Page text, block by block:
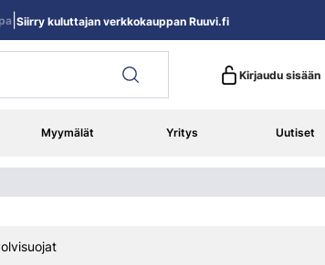
Kirjaudu sisään
Myymälät Yritys Uutiset
| Siirry kuluttajan verkkokauppan Ruuvi.fi